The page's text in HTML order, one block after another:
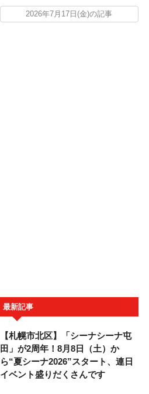
2026年7月17日(金)の記事
最新記事
【札幌市北区】「シーナシーナ屯
田」が2周年！8月8日（土）か
ら“夏シーナ2026”スタート、連日
イベント盛りだくさんです